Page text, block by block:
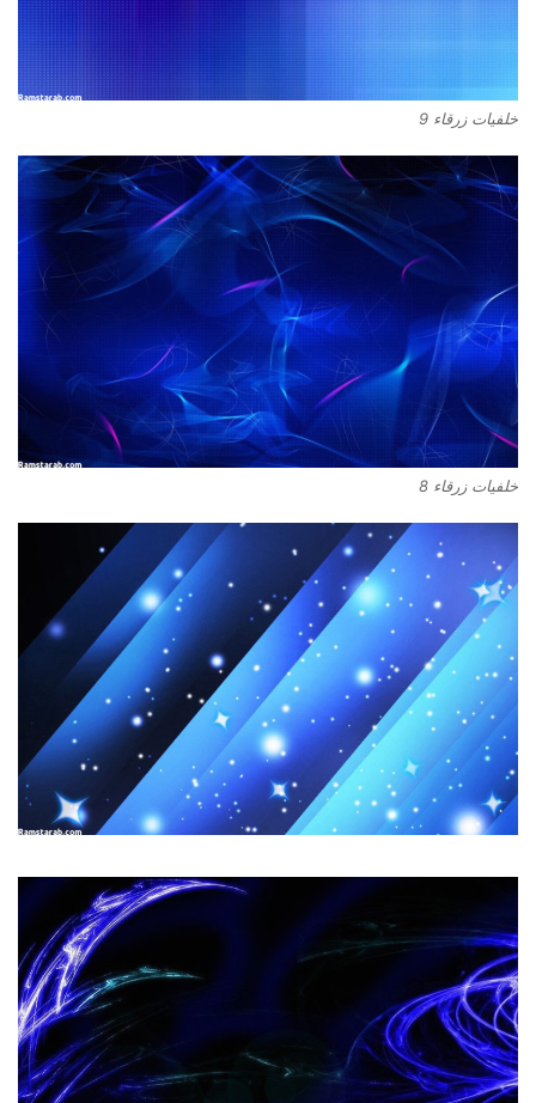
خلفيات زرقاء 9
خلفيات زرقاء 8